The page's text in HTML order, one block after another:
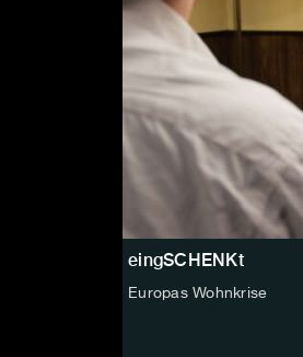
eingSCHENKt
Europas Wohnkrise